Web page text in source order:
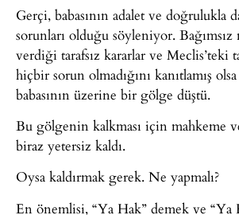
Gerçi, babasının adalet ve doğrulukla
sorunları olduğu söyleniyor.
verdiği tarafsız kararlar ve Meclis’teki
hiçbir sorun olmadığını kanıtlamış
babasının üzerine bir gölge düştü.
Bu gölgenin kalkması için mahkeme
biraz yetersiz kaldı.
Oysa kaldırmak gerek. Ne yapmalı?
En önemlisi, “Ya Hak” demek ve “Ya